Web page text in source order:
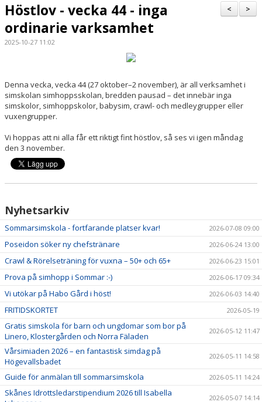
>
<
Höstlov - vecka 44 - inga
ordinarie varksamhet
2025-10-27 11:02
Denna vecka, vecka 44 (27 oktober–2 november), är all verksamhet i
simskolan simhoppsskolan, bredden pausad – det innebär inga
simskolor, simhoppskolor, babysim, crawl- och medleygrupper eller
vuxengrupper.
Vi hoppas att ni alla får ett riktigt fint höstlov, så ses vi igen måndag
den 3 november.
Nyhetsarkiv
Sommarsimskola - fortfarande platser kvar! 2026-07-08 09:00
Poseidon söker ny chefstränare 2026-06-24 13:00
Crawl & Rörelseträning för vuxna – 50+ och 65+ 2026-06-23 15:01
Prova på simhopp i Sommar :-) 2026-06-17 09:34
Vi utökar på Habo Gård i höst! 2026-06-03 14:40
FRITIDSKORTET 2026-05-19
Gratis simskola för barn och ungdomar som bor på
Linero, Klostergården och Norra Fäladen
2026-05-12 11:47
Vårsimiaden 2026 – en fantastisk simdag på
Högevallsbadet
2026-05-11 14:58
Guide för anmälan till sommarsimskola 2026-05-11 14:24
Skånes Idrottsledarstipendium 2026 till Isabella
2026-05-07 14:14